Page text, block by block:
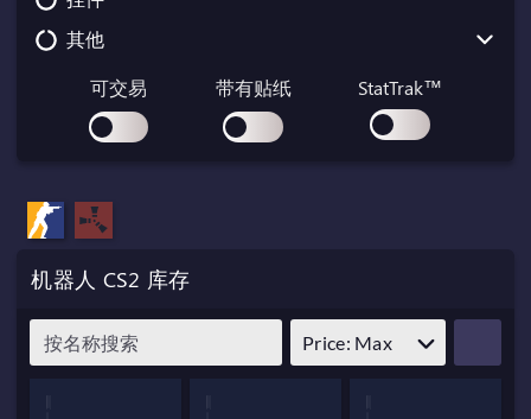
Nomad Knife
Paracord Knife
Shadow Daggers
Stiletto Knife
Survival Knife
Kukri Knife
其他
Collectible
Container
Graffiti
Key
Music Kit
Pass
Patch
可交易 带有贴纸 StatTrak™
机器人 CS2 库存
Price: Max